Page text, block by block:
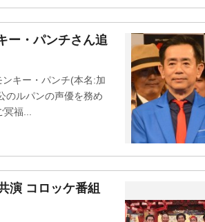
ー・パンチさん追
キー・パンチ(本名:加
のルパンの声優を務め
福...
演 コロッケ番組